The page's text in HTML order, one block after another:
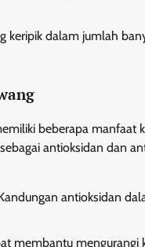
keripik dalam jumlah
beberapa
antioksidan dan
antioksidan
membantu mengurangi